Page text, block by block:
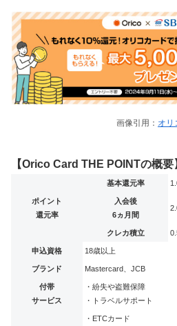
画像引用： オリ
【Orico Card THE POINTの概要
ポイント
還元率
基本還元率
入会後
6ヵ月間
クレカ積立
申込資格 18歳以上
ブランド Mastercard、JCB
付帯
サービス
・紛失や盗難保障
・トラベルサポート
・ETCカード